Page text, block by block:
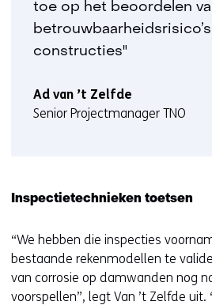
toe op het beoordelen
betrouwbaarheidsrisico’s
constructies"
Ad van ’t Zelfde
Senior Projectmanager TNO
Inspectietechnieken toetsen
“We hebben die inspecties
bestaande rekenmodellen te
van corrosie op damwanden nog
voorspellen”, legt Van ’t Zelfde uit.